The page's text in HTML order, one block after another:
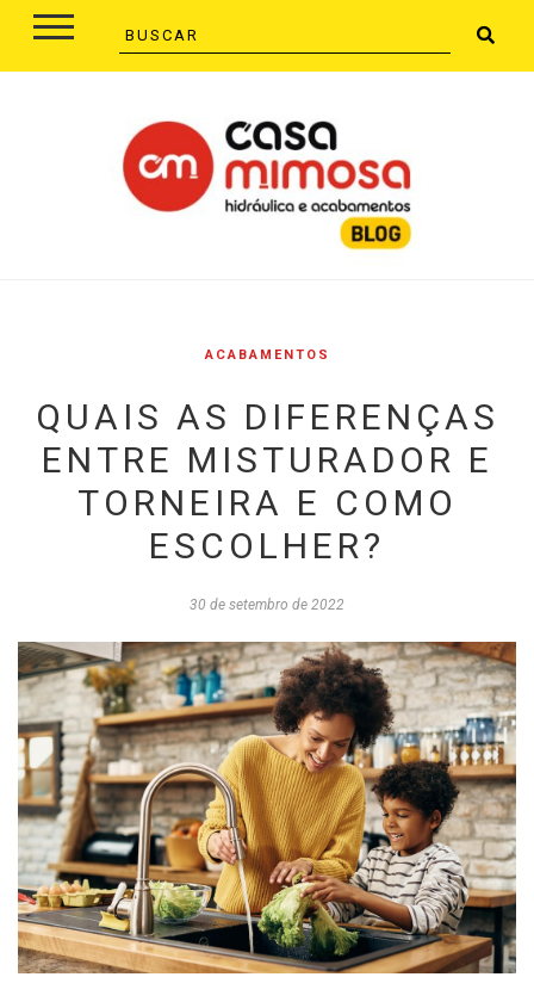
ACABAMENTOS
QUAIS AS DIFERENÇAS
ENTRE MISTURADOR E
TORNEIRA E COMO
ESCOLHER?
30 de setembro de 2022